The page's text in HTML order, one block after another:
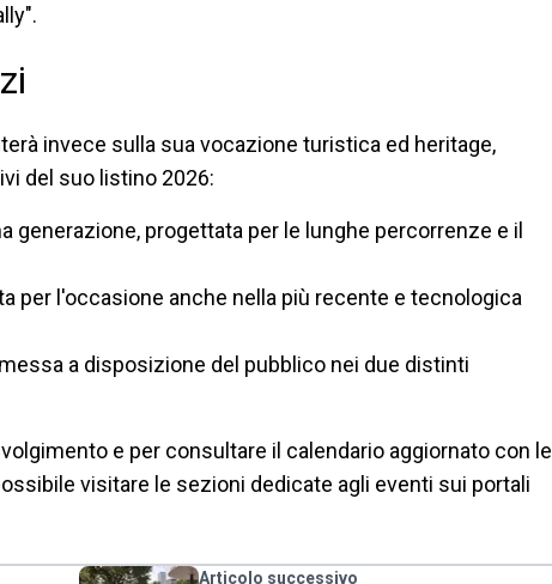
invece sulla sua vocazione turistica ed heritage,
del suo listino 2026:
generazione, progettata per le lunghe percorrenze e il
per l'occasione anche nella più recente e tecnologica
a disposizione del pubblico nei due distinti
e per consultare il calendario aggiornato con le
visitare le sezioni dedicate agli eventi sui portali
Articolo successivo